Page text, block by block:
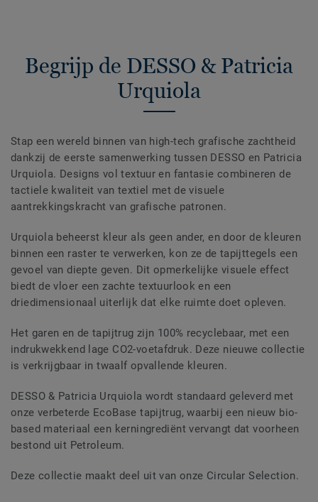
Begrijp de DESSO & Patricia
Urquiola
Stap een wereld binnen van high-tech grafische zachtheid
dankzij de eerste samenwerking tussen DESSO en Patricia
Urquiola. Designs vol textuur en fantasie combineren de
tactiele kwaliteit van textiel met de visuele
aantrekkingskracht van grafische patronen.
Urquiola beheerst kleur als geen ander, en door de kleuren
binnen een raster te verwerken, kon ze de tapijttegels een
gevoel van diepte geven. Dit opmerkelijke visuele effect
biedt de vloer een zachte textuurlook en een
driedimensionaal uiterlijk dat elke ruimte doet opleven.
Het garen en de tapijtrug zijn 100% recyclebaar, met een
indrukwekkend lage CO2-voetafdruk. Deze nieuwe collectie
is verkrijgbaar in twaalf opvallende kleuren.
DESSO & Patricia Urquiola wordt standaard geleverd met
onze verbeterde EcoBase tapijtrug, waarbij een nieuw bio-
based materiaal een kerningrediënt vervangt dat voorheen
bestond uit Petroleum.
Deze collectie maakt deel uit van onze Circular Selection.